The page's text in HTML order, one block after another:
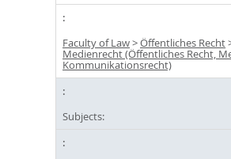
Faculty of Law>Öffentliches Recht
Medienrecht (Öffentliches Recht,
Kommunikationsrecht)
Subjects: